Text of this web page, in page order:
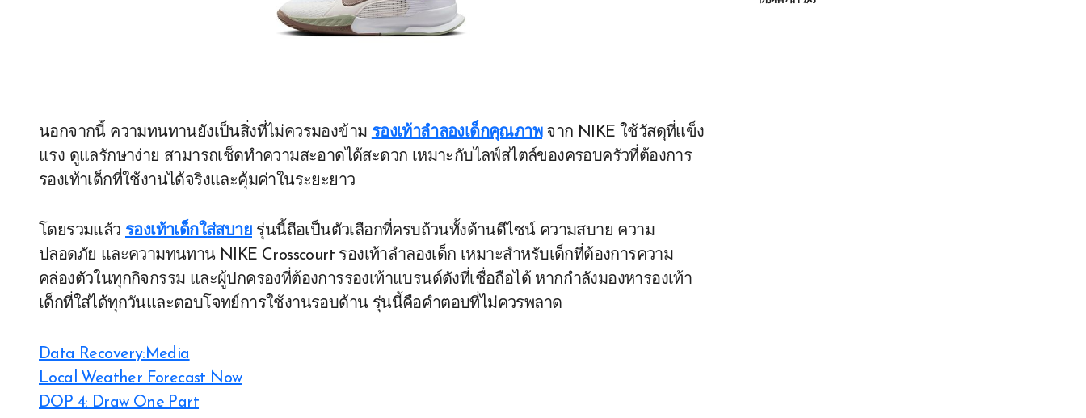
นอกจากนี้ ความทนทานยังเป็นสิ่งที่ไม่ควรมองข้าม รองเท้าลำลองเด็กคุณภาพจาก NIKE ใช้วัสดุที่แข็ง
แรง ดูแลรักษาง่าย สามารถเช็ดทำความสะอาดได้สะดวก เหมาะกับไลฟ์สไตล์ของครอบครัวที่ต้องการ
รองเท้าเด็กที่ใช้งานได้จริงและคุ้มค่าในระยะยาว
โดยรวมแล้ว รองเท้าเด็กใส่สบาย รุ่นนี้ถือเป็นตัวเลือกที่ครบถ้วนทั้งด้านดีไซน์ ความสบาย ความ
ปลอดภัย และความทนทาน NIKE Crosscourt รองเท้าลำลองเด็ก เหมาะสำหรับเด็กที่ต้องการความ
คล่องตัวในทุกกิจกรรม และผู้ปกครองที่ต้องการรองเท้าแบรนด์ดังที่เชื่อถือได้ หากกำลังมองหารองเท้า
เด็กที่ใส่ได้ทุกวันและตอบโจทย์การใช้งานรอบด้าน รุ่นนี้คือคำตอบที่ไม่ควรพลาด
Data Recovery:Media
Local Weather Forecast Now
DOP 4: Draw One Part